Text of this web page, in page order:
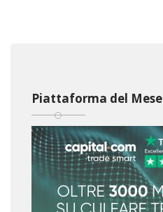
Piattaforma del Mese